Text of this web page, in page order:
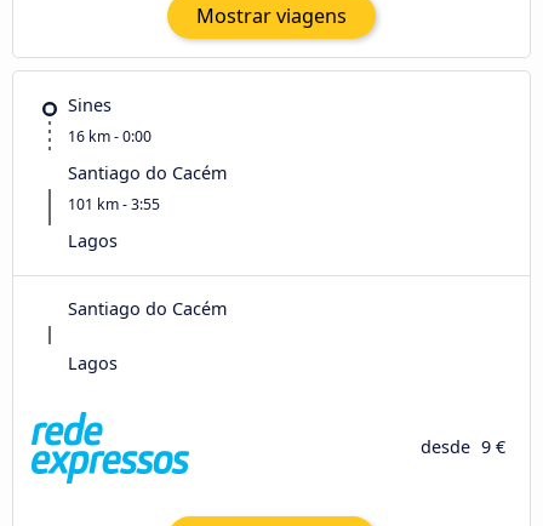
Mostrar viagens
Sines
16 km - 0:00
Santiago do Cacém
101 km - 3:55
Lagos
Santiago do Cacém
Lagos
desde 9 €